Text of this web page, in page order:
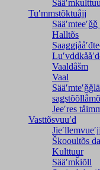
Tuʹmmstõktuâjj
Halltõs
Vaaldâšm
Vaal
Jeeʹres
Vasttõsvuuʹd
Škooultõs
Kulttuur
Sääʹmǩiõll